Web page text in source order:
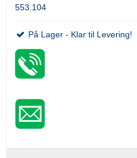
553.104
På Lager - Klar til Levering!